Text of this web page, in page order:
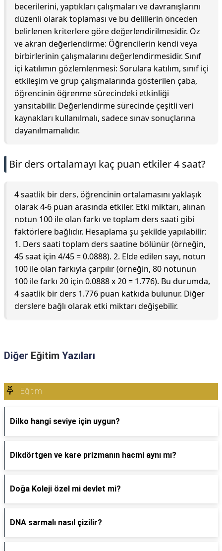
becerilerini, yaptıkları çalışmaları ve davranışlarını
düzenli olarak toplaması ve bu delillerin önceden
belirlenen kriterlere göre değerlendirilmesidir. Öz
ve akran değerlendirme: Öğrencilerin kendi veya
birbirlerinin çalışmalarını değerlendirmesidir. Sınıf
içi katılımın gözlemlenmesi: Sorulara katılım, sınıf içi
etkileşim ve grup çalışmalarında gösterilen çaba,
öğrencinin öğrenme sürecindeki etkinliği
yansıtabilir. Değerlendirme sürecinde çeşitli veri
kaynakları kullanılmalı, sadece sınav sonuçlarına
dayanılmamalıdır.
Bir ders ortalamayı kaç puan etkiler 4 saat?
4 saatlik bir ders, öğrencinin ortalamasını yaklaşık
olarak 4-6 puan arasında etkiler. Etki miktarı, alınan
notun 100 ile olan farkı ve toplam ders saati gibi
faktörlere bağlıdır. Hesaplama şu şekilde yapılabilir:
1. Ders saati toplam ders saatine bölünür (örneğin,
45 saat için 4/45 = 0.0888). 2. Elde edilen sayı, notun
100 ile olan farkıyla çarpılır (örneğin, 80 notunun
100 ile farkı 20 için 0.0888 x 20 = 1.776). Bu durumda,
4 saatlik bir ders 1.776 puan katkıda bulunur. Diğer
derslere bağlı olarak etki miktarı değişebilir.
Diğer Eğitim Yazıları
Eğitim
Dilko hangi seviye için uygun?
Dikdörtgen ve kare prizmanın hacmi aynı mı?
Doğa Koleji özel mi devlet mi?
DNA sarmalı nasıl çizilir?